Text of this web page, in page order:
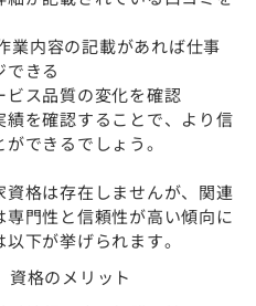
内容の記載があれば仕事
きる
ス品質の変化を確認
を確認することで、より信
できるでしょう。
格は存在しませんが、関連
門性と信頼性が高い傾向に
下が挙げられます。
資格のメリット